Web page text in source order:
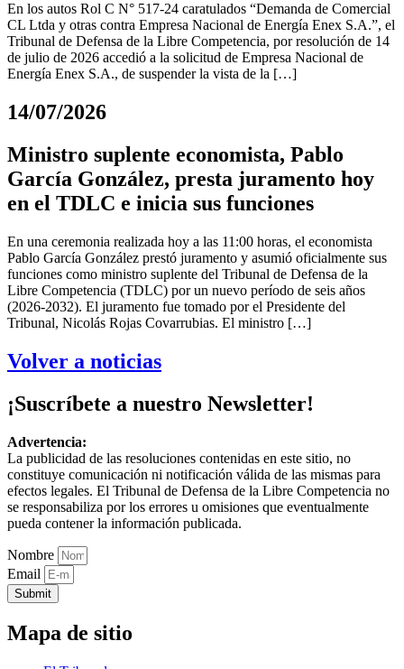
En los autos Rol C N° 517-24 caratulados “Demanda de Comercial
CL Ltda y otras contra Empresa Nacional de Energía Enex S.A.”, el
Tribunal de Defensa de la Libre Competencia, por resolución de 14
de julio de 2026 accedió a la solicitud de Empresa Nacional de
Energía Enex S.A., de suspender la vista de la […]
14/07/2026
Ministro suplente economista, Pablo
García González, presta juramento hoy
en el TDLC e inicia sus funciones
En una ceremonia realizada hoy a las 11:00 horas, el economista
Pablo García González prestó juramento y asumió oficialmente sus
funciones como ministro suplente del Tribunal de Defensa de la
Libre Competencia (TDLC) por un nuevo período de seis años
(2026-2032). El juramento fue tomado por el Presidente del
Tribunal, Nicolás Rojas Covarrubias. El ministro […]
Volver a noticias
¡Suscríbete a nuestro Newsletter!
Advertencia:
La publicidad de las resoluciones contenidas en este sitio, no
constituye comunicación ni notificación válida de las mismas para
efectos legales. El Tribunal de Defensa de la Libre Competencia no
se responsabiliza por los errores u omisiones que eventualmente
pueda contener la información publicada.
Nombre
Email
Submit
Mapa de sitio